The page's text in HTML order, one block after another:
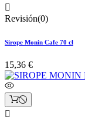

Revisión(0)
Sirope Monin Cafe 70 cl
15,36 €
